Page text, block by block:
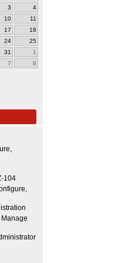
3
4
10
11
17
18
24
25
31
1
7 8
104